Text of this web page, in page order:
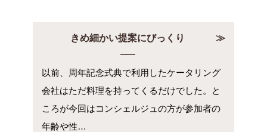
きめ細かい提案にびっくり
以前、周年記念式典で利用したケータリング
会社はただ料理を持ってくるだけでした。と
ころが今回はコンシェルジュの方が参加者の
年齢や性…